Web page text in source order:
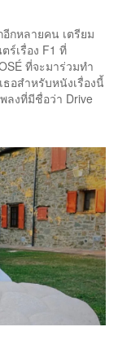
กหลายคน เตรียม
ร์เรื่อง F1 ที่
ที่จะมาร่วมทำ
อสำหรับหนังเรื่องนี้
ลงที่มีชื่อว่า Drive